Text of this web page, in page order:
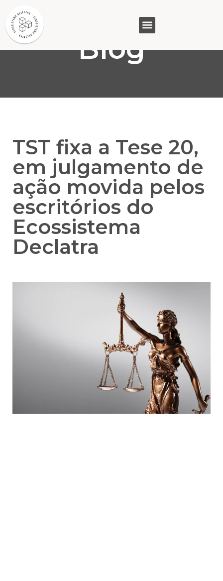
Blog
TST fixa a Tese 20,
em julgamento de
ação movida pelos
escritórios do
Ecossistema
Declatra